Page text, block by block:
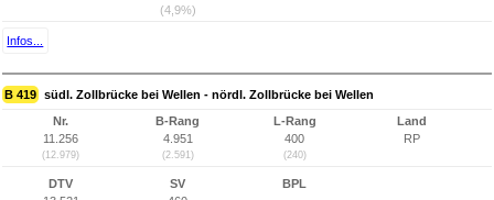
(4,9%)
Infos...
B 419 südl. Zollbrücke bei Wellen - nördl. Zollbrücke bei Wellen
Nr.
11.256
(12.979)
B-Rang
4.951
(2.591)
L-Rang
400
(240)
Land
RP
DTV
SV
BPL